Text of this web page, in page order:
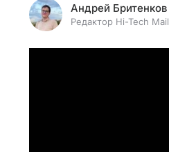
Андрей Бритенков
Редактор Hi-Tech Mail